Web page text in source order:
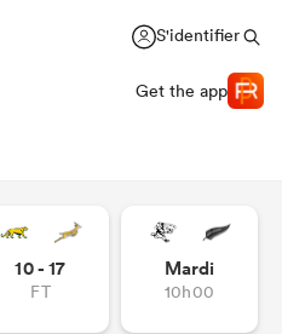
S'identifier
Get the app
10 - 17
FT
Mardi
10h00